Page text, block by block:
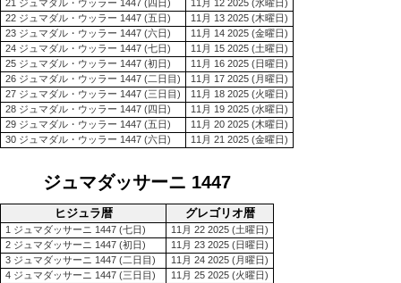
21 ジュマダル・ウッラー 1447 (四日)
11月 12 2025 (水曜日)
22 ジュマダル・ウッラー 1447 (五日)
11月 13 2025 (木曜日)
23 ジュマダル・ウッラー 1447 (六日)
11月 14 2025 (金曜日)
24 ジュマダル・ウッラー 1447 (七日)
11月 15 2025 (土曜日)
25 ジュマダル・ウッラー 1447 (初日)
11月 16 2025 (日曜日)
26 ジュマダル・ウッラー 1447 (二日目)
11月 17 2025 (月曜日)
27 ジュマダル・ウッラー 1447 (三日目)
11月 18 2025 (火曜日)
28 ジュマダル・ウッラー 1447 (四日)
11月 19 2025 (水曜日)
29 ジュマダル・ウッラー 1447 (五日)
11月 20 2025 (木曜日)
30 ジュマダル・ウッラー 1447 (六日)
11月 21 2025 (金曜日)
ジュマダッサーニ 1447
ヒジュラ暦 グレゴリオ暦
1 ジュマダッサーニ 1447 (七日)
11月 22 2025 (土曜日)
2 ジュマダッサーニ 1447 (初日)
11月 23 2025 (日曜日)
3 ジュマダッサーニ 1447 (二日目)
11月 24 2025 (月曜日)
4 ジュマダッサーニ 1447 (三日目)
11月 25 2025 (火曜日)